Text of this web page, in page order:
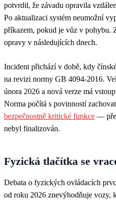
potvrdil, že závadu opravila
Po aktualizaci systém neumožní
příkazem, pokud je vůz v pohybu.
opravy v následujících dnech.
Incident přichází v době, kdy
na revizi normy GB 4094-2016.
února 2026 a nová verze má
Norma počítá s povinností zachovat
bezpečnostně kritické funkce —
nebyl finalizován.
Fyzická tlačítka se
Debata o fyzických ovládacích
od roku 2026 znevýhodňuje vozy,